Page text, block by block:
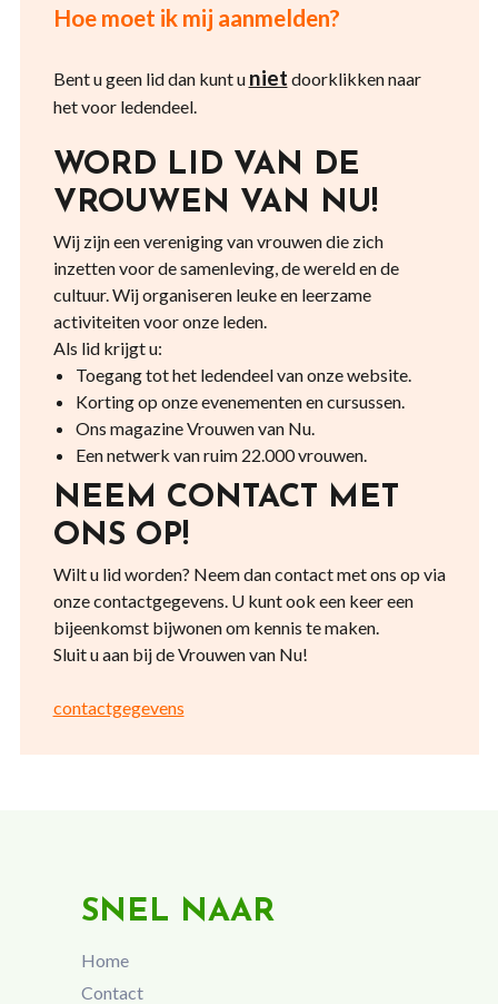
Hoe moet ik mij aanmelden?
Bent u geen lid dan kunt u niet doorklikken naar
het voor ledendeel.
WORD LID VAN DE
VROUWEN VAN NU!
Wij zijn een vereniging van vrouwen die zich
inzetten voor de samenleving, de wereld en de
cultuur. Wij organiseren leuke en leerzame
activiteiten voor onze leden.
Als lid krijgt u:
Toegang tot het ledendeel van onze website.
Korting op onze evenementen en cursussen.
Ons magazine Vrouwen van Nu.
Een netwerk van ruim 22.000 vrouwen.
NEEM CONTACT MET
ONS OP!
Wilt u lid worden? Neem dan contact met ons op via
onze contactgegevens. U kunt ook een keer een
bijeenkomst bijwonen om kennis te maken.
Sluit u aan bij de Vrouwen van Nu!
contactgegevens
SNEL NAAR
Home
Contact